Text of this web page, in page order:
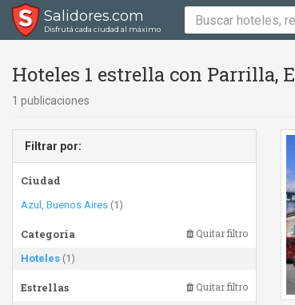
Salidores.com
Disfrutá cada ciudad al máximo
Hoteles 1 estrella con Parrilla,
1 publicaciones
Filtrar por:
Ciudad
Azul, Buenos Aires (1)
Categoría Quitar filtro
Hoteles (1)
Estrellas Quitar filtro